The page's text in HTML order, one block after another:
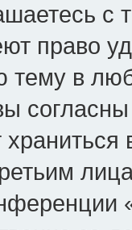
право
тему в